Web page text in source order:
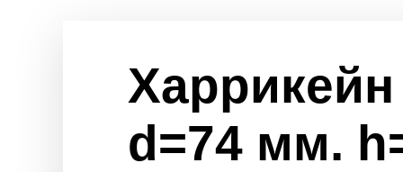
d=74 мм.